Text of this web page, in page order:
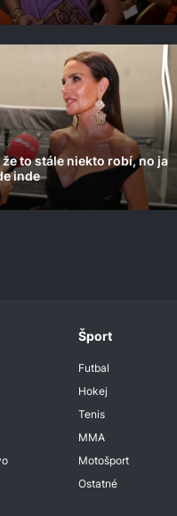
to stále niekto robí, no ja
inde
Šport
Futbal
Hokej
Tenis
MMA
Motošport
Ostatné